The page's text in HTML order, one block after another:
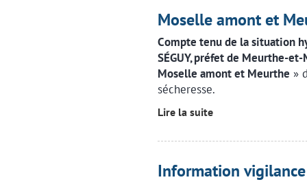
Moselle amont et
Compte tenu de la situation
SÉGUY, préfet de Meurthe-
Moselle amont et Meurthe »
sécheresse.
Lire la suite
Information vigilance